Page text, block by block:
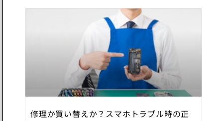
修理か買い替えか？スマホトラブル時の正